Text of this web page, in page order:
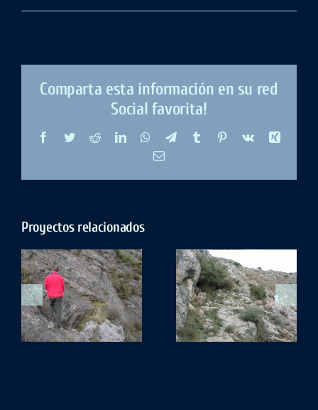
Comparta esta información en su red
Social favorita!
Facebook
TwitterRedditLinkedInWhatsApp
TelegramTumblr Pinterest
Vk
Xing
Correo
Proyectos relacionados
Cueva la
Sudor
Cueva Rocín